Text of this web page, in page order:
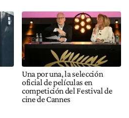
Una por una, la selección
oficial de películas en
competición del Festival de
cine de Cannes